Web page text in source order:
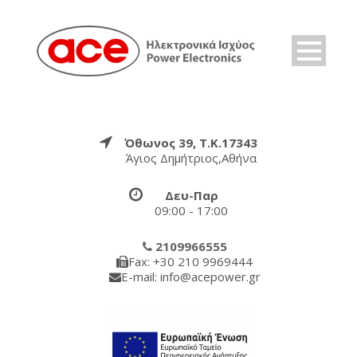
Όθωνος 39, Τ.Κ.17343
Άγιος Δημήτριος,Αθήνα
Δευ-Παρ
09:00 - 17:00
2109966555
Fax: +30 210 9969444
E-mail: info@acepower.gr